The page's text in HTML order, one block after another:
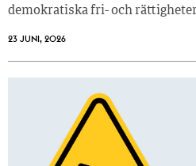
demokratiska fri- och
23 JUNI, 2026